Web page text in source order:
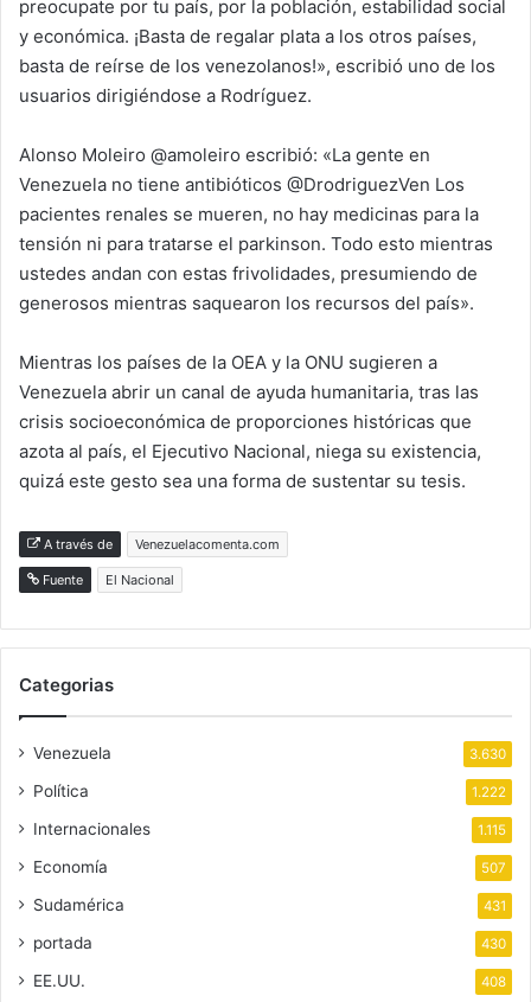
preocupate por tu país, por la población, estabilidad social
y económica. ¡Basta de regalar plata a los otros países,
basta de reírse de los venezolanos!», escribió uno de los
usuarios dirigiéndose a Rodríguez.
Alonso Moleiro‏ @amoleiro escribió: «La gente en
Venezuela no tiene antibióticos @DrodriguezVen Los
pacientes renales se mueren, no hay medicinas para la
tensión ni para tratarse el parkinson. Todo esto mientras
ustedes andan con estas frivolidades, presumiendo de
generosos mientras saquearon los recursos del país».
Mientras los países de la OEA y la ONU sugieren a
Venezuela abrir un canal de ayuda humanitaria, tras las
crisis socioeconómica de proporciones históricas que
azota al país, el Ejecutivo Nacional, niega su existencia,
quizá este gesto sea una forma de sustentar su tesis.
A través de Venezuelacomenta.com
Fuente El Nacional
Categorias
Venezuela 3.630
Política 1.222
Internacionales 1.115
Economía 507
Sudamérica 431
portada 430
EE.UU. 408